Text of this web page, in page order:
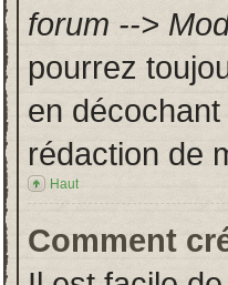
forum -->
pourrez
en
rédaction de
Haut
Comment